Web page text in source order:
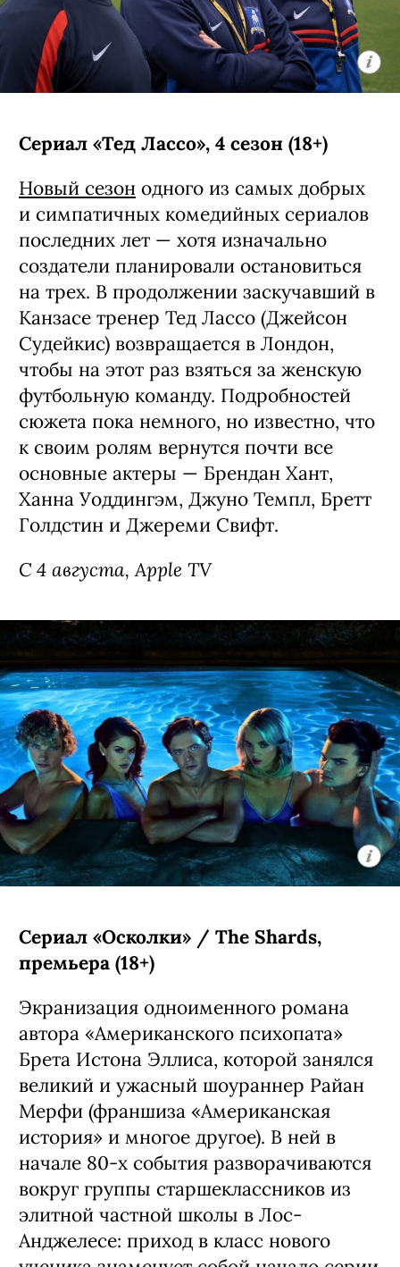
Сериал «Тед Лассо», 4 сезон (18+)
Новый сезон одного из самых добрых
и симпатичных комедийных сериалов
последних лет — хотя изначально
создатели планировали остановиться
на трех. В продолжении заскучавший в
Канзасе тренер Тед Лассо (Джейсон
Судейкис) возвращается в Лондон,
чтобы на этот раз взяться за женскую
футбольную команду. Подробностей
сюжета пока немного, но известно, что
к своим ролям вернутся почти все
основные актеры — Брендан Хант,
Ханна Уоддингэм, Джуно Темпл, Бретт
Голдстин и Джереми Свифт.
С 4 августа, Apple TV
Сериал «Осколки» / The Shards,
премьера (18+)
Экранизация одноименного романа
автора «Американского психопата»
Брета Истона Эллиса, которой занялся
великий и ужасный шоураннер Райан
Мерфи (франшиза «Американская
история» и многое другое). В ней в
начале 80-х события разворачиваются
вокруг группы старшеклассников из
элитной частной школы в Лос-
Анджелесе: приход в класс нового